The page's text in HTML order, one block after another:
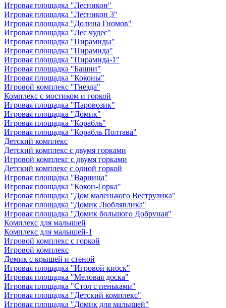
Игровая площадка "Лесникон"
Игровая площадка "Лесникон 3"
Игровая площадка "Долина Гномов"
Игровая площадка "Лес чудес"
Игровая площадка "Пирамиды"
Игровая площадка "Пирамида"
Игровая площадка "Пирамида-1"
Игровая площадка "Башни"
Игровая площадка "Коконы"
Игровой комплекс "Гнезда"
Комплекс с мостиком и горкой
Игровая площадка "Паровозик"
Игровая площадка "Домик"
Игровая площадка "Корабль"
Игровая площадка "Корабль Полтава"
Детский комплекс
Детский комплекс с двумя горками
Игровой комплекс с двумя горками
Детский комплекс с одной горкой
Игровая площадка "Варница"
Игровая площадка "Кокон-Горка"
Игровая площадка "Дом маленького Веструлика"
Игровая площадка "Домик Люблявлика"
Игровая площадка "Домик большого Добруная"
Комплекс для малышей
Комплекс для малышей-1
Игровой комплекс с горкой
Игровой комплекс
Домик с крышей и стеной
Игровая площадка "Игровой киоск"
Игровая площадка "Меловая доска"
Игровая площадка "Стол с пеньками"
Игровая площадка "Детский комплекс"
Игровая площадка "Домик для малышей"